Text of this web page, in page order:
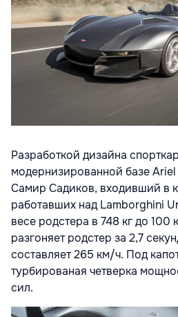
Разработкой дизайна
модернизированной базе
Самир Садиков, входивший в
работавших над Lamborghini
весе родстера в 748 кг до 100
разгоняет родстер за 2,7
составляет 265 км/ч. Под
турбированая четверка
сил.